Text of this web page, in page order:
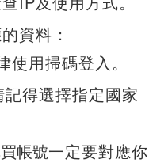
資料：
用掃碼登入。
得選擇指定國家
帳號一定要對應你